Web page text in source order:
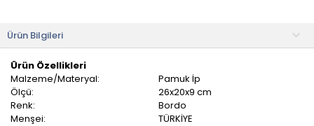
Ürün Bilgileri
Ürün Özellikleri
Malzeme/Materyal:
Pamuk İp
Ölçü:
26x20x9 cm
Renk:
Bordo
Menşei:
TÜRKİYE